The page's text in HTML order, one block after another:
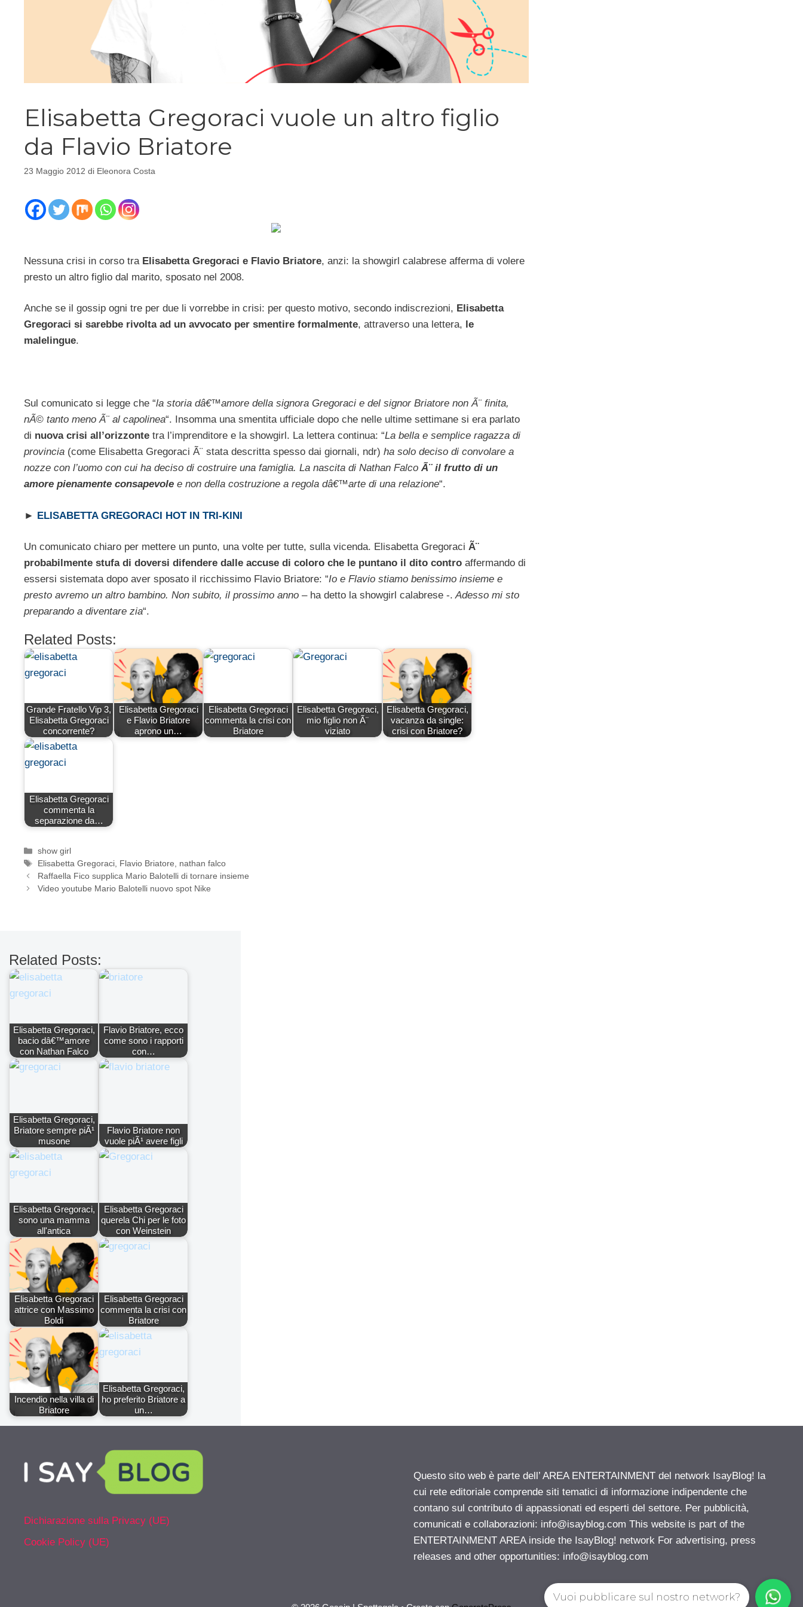
Elisabetta Gregoraci vuole un altro figlio
da Flavio Briatore
23 Maggio 2012 di Eleonora Costa
Nessuna crisi in corso tra Elisabetta Gregoraci e Flavio Briatore, anzi: la showgirl calabrese afferma di volere
presto un altro figlio dal marito, sposato nel 2008.
Anche se il gossip ogni tre per due li vorrebbe in crisi: per questo motivo, secondo indiscrezioni, Elisabetta
Gregoraci si sarebbe rivolta ad un avvocato per smentire formalmente, attraverso una lettera, le
malelingue.
Sul comunicato si legge che “la storia dâ€™amore della signora Gregoraci e del signor Briatore non Ã¨ finita,
nÃ© tanto meno Ã¨ al capolinea“. Insomma una smentita ufficiale dopo che nelle ultime settimane si era parlato
di nuova crisi all’orizzonte tra l’imprenditore e la showgirl. La lettera continua: “La bella e semplice ragazza di
provincia (come Elisabetta Gregoraci Ã¨ stata descritta spesso dai giornali, ndr) ha solo deciso di convolare a
nozze con l’uomo con cui ha deciso di costruire una famiglia. La nascita di Nathan Falco Ã¨ il frutto di un
amore pienamente consapevole e non della costruzione a regola dâ€™arte di una relazione“.
► ELISABETTA GREGORACI HOT IN TRI-KINI
Un comunicato chiaro per mettere un punto, una volte per tutte, sulla vicenda. Elisabetta Gregoraci Ã¨
probabilmente stufa di doversi difendere dalle accuse di coloro che le puntano il dito contro affermando di
essersi sistemata dopo aver sposato il ricchissimo Flavio Briatore: “Io e Flavio stiamo benissimo insieme e
presto avremo un altro bambino. Non subito, il prossimo anno – ha detto la showgirl calabrese -. Adesso mi sto
preparando a diventare zia“.
Related Posts:
Grande Fratello Vip 3,
Elisabetta Gregoraci
concorrente?
Elisabetta Gregoraci
e Flavio Briatore
aprono un…
Elisabetta Gregoraci
commenta la crisi con
Briatore
Elisabetta Gregoraci,
mio figlio non Ã¨
viziato
Elisabetta Gregoraci,
vacanza da single:
crisi con Briatore?
Elisabetta Gregoraci
commenta la
separazione da…
Categorie
show girl
Tag
Elisabetta Gregoraci, Flavio Briatore, nathan falco
Raffaella Fico supplica Mario Balotelli di tornare insieme
Video youtube Mario Balotelli nuovo spot Nike
Related Posts:
Elisabetta Gregoraci,
bacio dâ€™amore
con Nathan Falco
Flavio Briatore, ecco
come sono i rapporti
con…
Elisabetta Gregoraci,
Briatore sempre piÃ¹
musone
Flavio Briatore non
vuole piÃ¹ avere figli
Elisabetta Gregoraci,
sono una mamma
all'antica
Elisabetta Gregoraci
querela Chi per le foto
con Weinstein
Elisabetta Gregoraci
attrice con Massimo
Boldi
Elisabetta Gregoraci
commenta la crisi con
Briatore
Incendio nella villa di
Briatore
Elisabetta Gregoraci,
ho preferito Briatore a
un…
Dichiarazione sulla Privacy (UE)
Cookie Policy (UE)
Questo sito web è parte dell’ AREA ENTERTAINMENT del network IsayBlog! la
cui rete editoriale comprende siti tematici di informazione indipendente che
contano sul contributo di appassionati ed esperti del settore. Per pubblicità,
comunicati e collaborazioni: info@isayblog.com This website is part of the
ENTERTAINMENT AREA inside the IsayBlog! network For advertising, press
releases and other opportunities: info@isayblog.com
Vuoi pubblicare sul nostro network?